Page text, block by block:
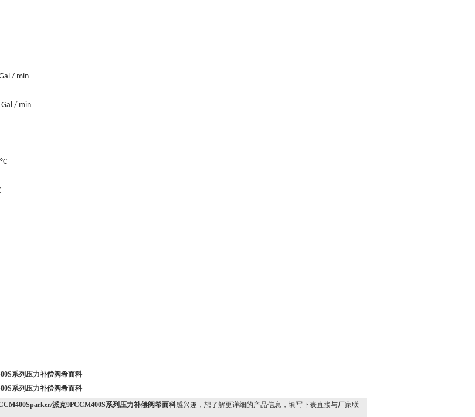
/ min
Gal / min
系列压力补偿阀希而科
系列压力补偿阀希而科
派克9PCCM400S系列压力补偿阀希而科感兴趣，想了解更详细的产品信息，填写下表直接与厂家联